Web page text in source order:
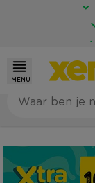
MENU